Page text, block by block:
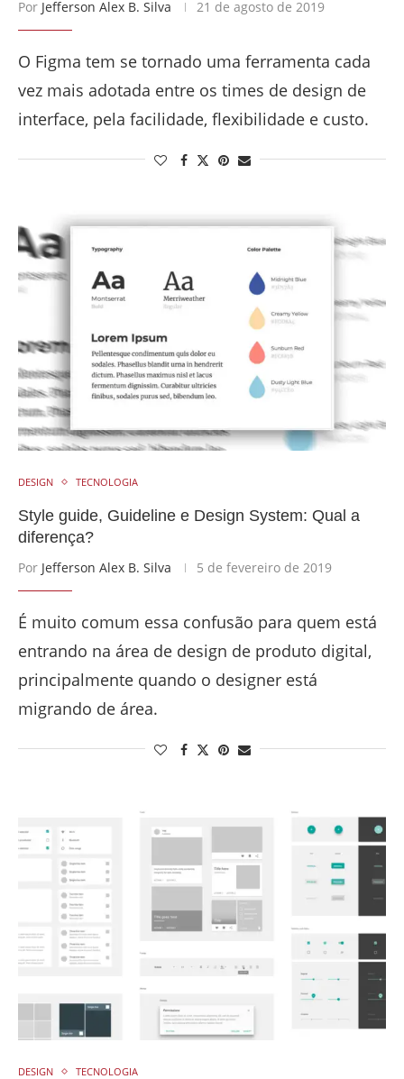
Por Jefferson Alex B. Silva 21 de agosto de 2019
O Figma tem se tornado uma ferramenta cada
vez mais adotada entre os times de design de
interface, pela facilidade, flexibilidade e custo.
DESIGN TECNOLOGIA
Style guide, Guideline e Design System: Qual a
diferença?
Por Jefferson Alex B. Silva 5 de fevereiro de 2019
É muito comum essa confusão para quem está
entrando na área de design de produto digital,
principalmente quando o designer está
migrando de área.
DESIGN TECNOLOGIA